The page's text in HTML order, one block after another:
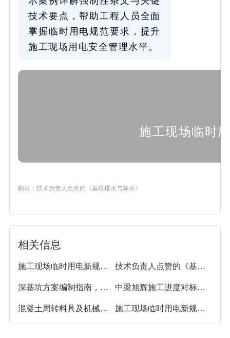
技术要点，帮助工程人员全面
掌握临时用电规范要求，提升
施工现场用电安全管理水平。
施工现场临时
翻页：技术负责人点赞的《基坑排水与降水》
相关信息
施工现场临时用电新规解读 技术负责人点赞的《基坑排水与降水》
深基坑方案编制指南，提升设计施工水平 中梁旭辉施工进度对标分析
混凝土周转料具及机械精细化管理要点 施工现场临时用电新规解读